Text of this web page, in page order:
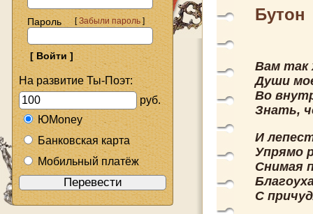
Пароль [Забыли пароль]
На развитие Ты-Поэт:
руб.
ЮMoney
Банковская карта
Мобильный платёж
Бутон
Вам так
Души
Во
Знать,
И
Упрямо
Снимая
С